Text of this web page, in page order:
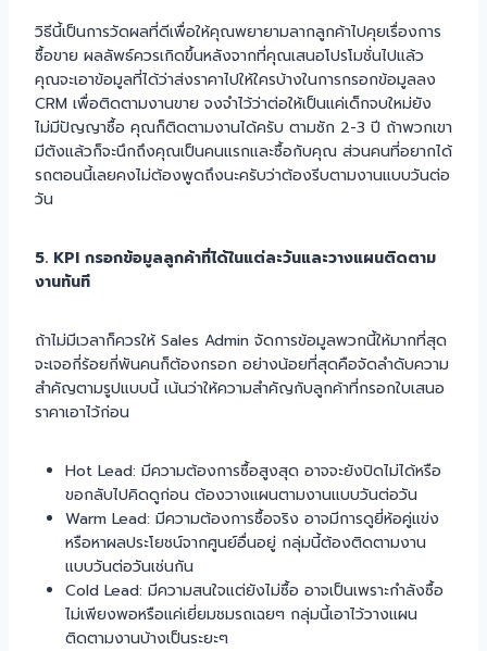
วิธีนี้เป็นการวัดผลที่ดีเพื่อให้คุณพยายามลากลูกค้าไปคุยเรื่องการ
ซื้อขาย ผลลัพธ์ควรเกิดขึ้นหลังจากที่คุณเสนอโปรโมชั่นไปแล้ว
คุณจะเอาข้อมูลที่ได้ว่าส่งราคาไปให้ใครบ้างในการกรอกข้อมูลลง
CRM เพื่อติดตามงานขาย จงจำไว้ว่าต่อให้เป็นแค่เด็กจบใหม่ยัง
ไม่มีปัญญาซื้อ คุณก็ติดตามงานได้ครับ ตามซัก 2-3 ปี ถ้าพวกเขา
มีตังแล้วก็จะนึกถึงคุณเป็นคนแรกและซื้อกับคุณ ส่วนคนที่อยากได้
รถตอนนี้เลยคงไม่ต้องพูดถึงนะครับว่าต้องรีบตามงานแบบวันต่อ
วัน
5. KPI กรอกข้อมูลลูกค้าที่ได้ในแต่ละวันและวางแผนติดตาม
งานทันที
ถ้าไม่มีเวลาก็ควรให้ Sales Admin จัดการข้อมูลพวกนี้ให้มากที่สุด
จะเจอกี่ร้อยกี่พันคนก็ต้องกรอก อย่างน้อยที่สุดคือจัดลำดับความ
สำคัญตามรูปแบบนี้ เน้นว่าให้ความสำคัญกับลูกค้าที่กรอกใบเสนอ
ราคาเอาไว้ก่อน
Hot Lead: มีความต้องการซื้อสูงสุด อาจจะยังปิดไม่ได้หรือ
ขอกลับไปคิดดูก่อน ต้องวางแผนตามงานแบบวันต่อวัน
Warm Lead: มีความต้องการซื้อจริง อาจมีการดูยี่ห้อคู่แข่ง
หรือหาผลประโยชน์จากศูนย์อื่นอยู่ กลุ่มนี้ต้องติดตามงาน
แบบวันต่อวันเช่นกัน
Cold Lead: มีความสนใจแต่ยังไม่ซื้อ อาจเป็นเพราะกำลังซื้อ
ไม่เพียงพอหรือแค่เยี่ยมชมรถเฉยๆ กลุ่มนี้เอาไว้วางแผน
ติดตามงานบ้างเป็นระยะๆ